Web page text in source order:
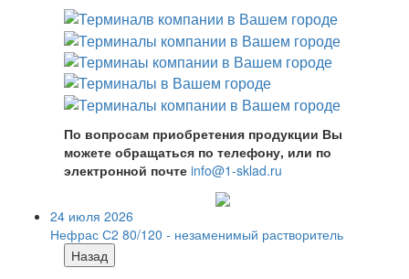
По вопросам приобретения продукции Вы
можете обращаться по телефону, или по
электронной почте info@1-sklad.ru
24 июля 2026
Нефрас С2 80/120 - незаменимый растворитель
Назад